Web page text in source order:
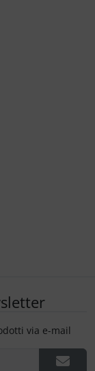
via e-mail